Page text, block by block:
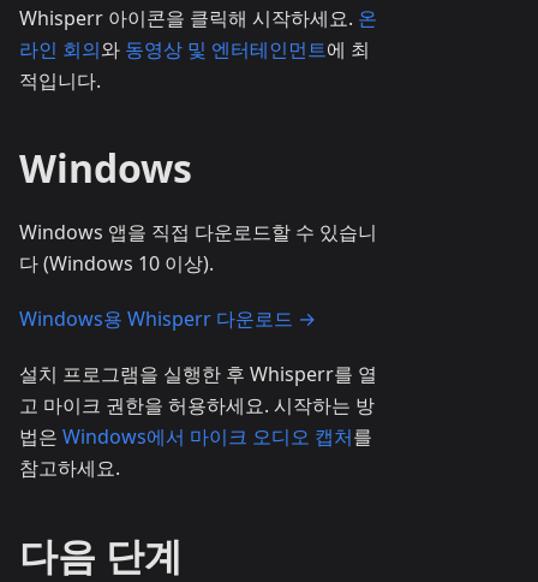
Whisperr 아이콘을 클릭해 시작하세요. 온
라인 회의와 동영상 및 엔터테인먼트에 최
적입니다.
Windows
Windows 앱을 직접 다운로드할 수 있습니
다 (Windows 10 이상).
Windows용 Whisperr 다운로드 →
설치 프로그램을 실행한 후 Whisperr를 열
고 마이크 권한을 허용하세요. 시작하는 방
법은 Windows에서 마이크 오디오 캡처를
참고하세요.
다음 단계